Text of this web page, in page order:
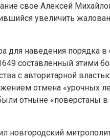
свое Алексей
увеличить
наведения порядка в
составленный этими
с авторитарной
отмена «урочных
отныне «поверстаны в
новгородский